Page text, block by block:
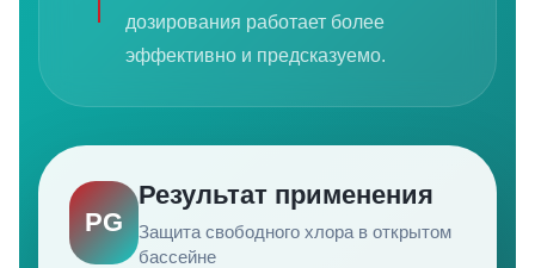
дозирования работает более
эффективно и предсказуемо.
PG
Результат применения
Защита свободного хлора в открытом
бассейне